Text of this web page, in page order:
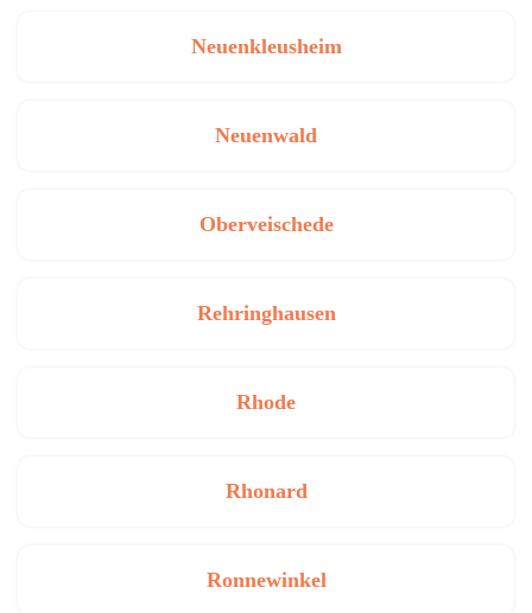
Neuenkleusheim
Neuenwald
Oberveischede
Rehringhausen
Rhode
Rhonard
Ronnewinkel